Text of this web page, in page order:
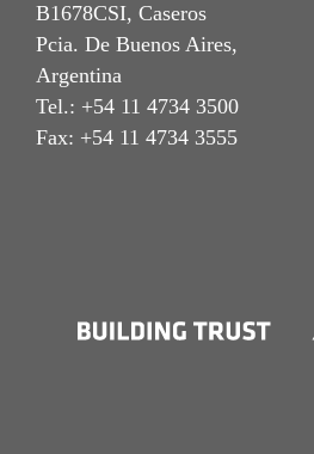
B1678CSI, Caseros
Pcia. De Buenos Aires,
Argentina
Tel.: +54 11 4734 3500
Fax: +54 11 4734 3555